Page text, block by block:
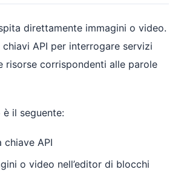
direttamente immagini o video.
API per interrogare servizi
risorse corrispondenti alle parole
il seguente:
chiave API
o video nell’editor di blocchi